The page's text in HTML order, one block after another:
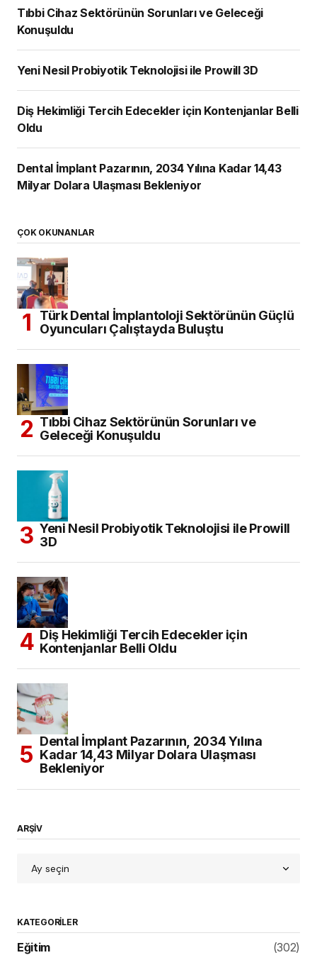
Tıbbi Cihaz Sektörünün Sorunları ve Geleceği
Konuşuldu
Yeni Nesil Probiyotik Teknolojisi ile Prowill 3D
Diş Hekimliği Tercih Edecekler için Kontenjanlar Belli
Oldu
Dental İmplant Pazarının, 2034 Yılına Kadar 14,43
Milyar Dolara Ulaşması Bekleniyor
ÇOK OKUNANLAR
Türk Dental İmplantoloji Sektörünün Güçlü
Oyuncuları Çalıştayda Buluştu
Tıbbi Cihaz Sektörünün Sorunları ve
Geleceği Konuşuldu
Yeni Nesil Probiyotik Teknolojisi ile Prowill
3D
Diş Hekimliği Tercih Edecekler için
Kontenjanlar Belli Oldu
Dental İmplant Pazarının, 2034 Yılına
Kadar 14,43 Milyar Dolara Ulaşması
Bekleniyor
ARŞİV
KATEGORILER
Eğitim
(302)